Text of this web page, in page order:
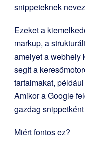
snippeteknek
Ezeket a
markup, a
amelyet a webhely
segít a
tartalmakat,
Amikor a Google
gazdag
Miért fontos ez?